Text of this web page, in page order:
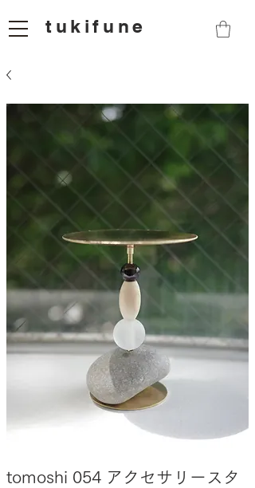
tukifune
tomoshi 054 アクセサリースタ